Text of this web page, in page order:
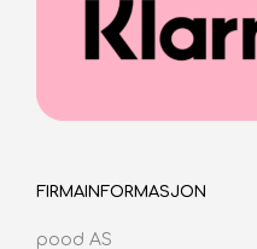
FIRMAINFORMASJON
pood AS